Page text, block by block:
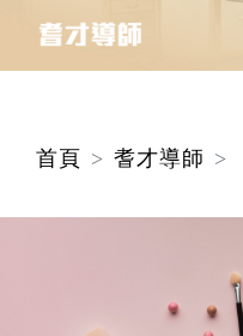
首頁 耆才導師